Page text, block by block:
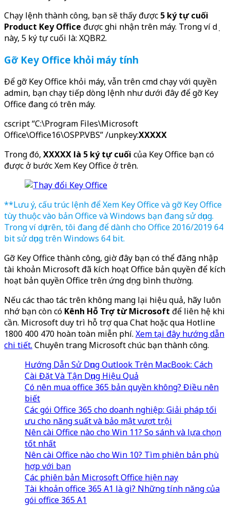
Chạy lệnh thành công, bạn sẽ thấy được 5 ký tự cuối
Product Key Office được ghi nhận trên máy. Trong ví dụ
này, 5 ký tự cuối là: XQBR2.
Gỡ Key Office khỏi máy tính
Để gỡ Key Office khỏi máy, vẫn trên cmd chạy với quyền
admin, bạn chạy tiếp dòng lệnh như dưới đây để gỡ Key
Office đang có trên máy.
cscript “C:\Program Files\Microsoft
Office\Office16\OSPP.VBS” /unpkey:XXXXX
Trong đó, XXXXX là 5 ký tự cuối của Key Office bạn có
được ở bước Xem Key Office ở trên.
**Lưu ý, cấu trúc lệnh để Xem Key Office và gỡ Key Office
tùy thuộc vào bản Office và Windows bạn đang sử dụng.
Trong ví dụ trên, tôi đang để dành cho Office 2016/2019 64
bit sử dụng trên Windows 64 bit.
Gỡ Key Office thành công, giờ đây bạn có thể đăng nhập
tài khoản Microsoft đã kích hoạt Office bản quyền để kích
hoạt bản quyền Office trên ứng dụng bình thường.
Nếu các thao tác trên không mang lại hiệu quả, hãy luôn
nhớ bạn còn có Kênh Hỗ Trợ từ Microsoft để liên hệ khi
cần. Microsoft duy trì hỗ trợ qua Chat hoặc qua Hotline
1800 400 470 hoàn toàn miễn phí. Xem tại đây hướng dẫn
chi tiết. Chuyên trang Microsoft chúc bạn thành công.
Hướng Dẫn Sử Dụng Outlook Trên MacBook: Cách
Cài Đặt Và Tận Dụng Hiệu Quả
Có nên mua office 365 bản quyền không? Điều nên
biết
Các gói Office 365 cho doanh nghiệp: Giải pháp tối
ưu cho năng suất và bảo mật vượt trội
Nên cài Office nào cho Win 11? So sánh và lựa chọn
tốt nhất
Nên cài Office nào cho Win 10? Tìm phiên bản phù
hợp với bạn
Các phiên bản Microsoft Office hiện nay
Tài khoản office 365 A1 là gì? Những tính năng của
gói office 365 A1